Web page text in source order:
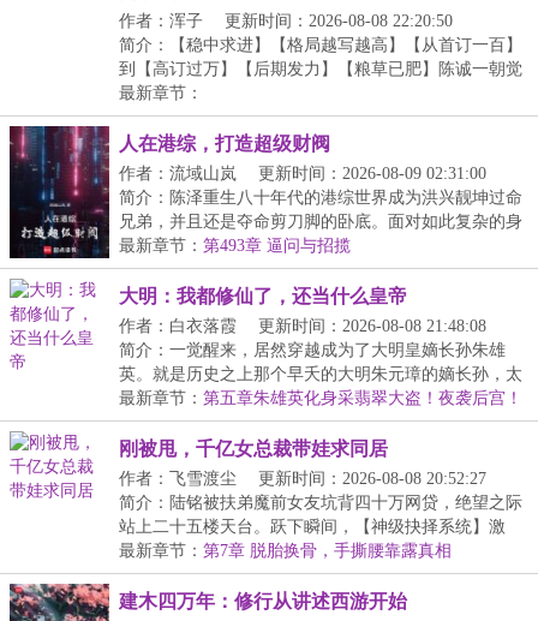
作者：浑子
更新时间：2026-08-08 22:20:50
简介：【稳中求进】【格局越写越高】【从首订一百】
到【高订过万】【后期发力】【粮草已肥】陈诚一朝觉
醒...
最新章节：
人在港综，打造超级财阀
作者：流域山岚
更新时间：2026-08-09 02:31:00
简介：陈泽重生八十年代的港综世界成为洪兴靓坤过命
兄弟，并且还是夺命剪刀脚的卧底。面对如此复杂的身
份...
最新章节： 第493章 逼问与招揽
大明：我都修仙了，还当什么皇帝
作者：白衣落霞
更新时间：2026-08-08 21:48:08
简介：一觉醒来，居然穿越成为了大明皇嫡长孙朱雄
英。就是历史之上那个早夭的大明朱元璋的嫡长孙，太
子朱...
最新章节： 第五章朱雄英化身采翡翠大盗！夜袭后宫！
刚被甩，千亿女总裁带娃求同居
作者：飞雪渡尘
更新时间：2026-08-08 20:52:27
简介：陆铭被扶弟魔前女友坑背四十万网贷，绝望之际
站上二十五楼天台。跃下瞬间，【神级抉择系统】激
活！...
最新章节： 第7章 脱胎换骨，手撕腰靠露真相
建木四万年：修行从讲述西游开始